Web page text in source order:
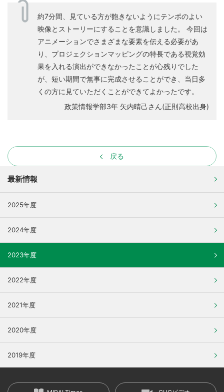
約7分間、見ている方が飽きないようにテンポのよい
映像とストーリーにすることを意識しました。 今回は
アニメーションでさまざまな要素を伝える必要があ
り、プロジェクションマッピングの特長である視覚効
果を入れる演出ができなかったことが心残りでした
が、短い期間で無事に完成させることができ、当日多
くの方に見ていただくことができてよかったです。
政策情報学部3年 矢内晴己さん(正則高校出身)
戻る
最新情報
2025年度
2024年度
2023年度
2022年度
2021年度
2020年度
2019年度